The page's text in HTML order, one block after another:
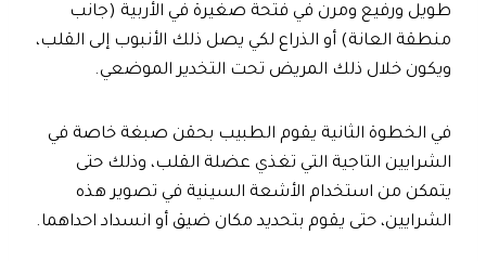
طويل ورفيع ومرن في فتحة صغيرة في الأربية (جانب
منطقة العانة) أو الذراع لكي يصل ذلك الأنبوب إلى القلب،
ويكون خلال ذلك المريض تحت التخدير الموضعي.
في الخطوة الثانية يقوم الطبيب بحقن صبغة خاصة في
الشرايين التاجية التي تغذي عضلة القلب، وذلك حتى
يتمكن من استخدام الأشعة السينية في تصوير هذه
الشرايين، حتى يقوم بتحديد مكان ضيق أو انسداد احداهما.